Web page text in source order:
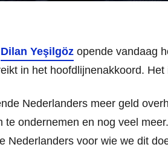
Dilan Yeşilgöz opende vandaag
in het hoofdlijnenakkoord.
Nederlanders meer geld
te ondernemen en nog veel
Nederlanders voor wie we dit